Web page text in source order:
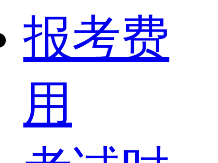
报考费
用